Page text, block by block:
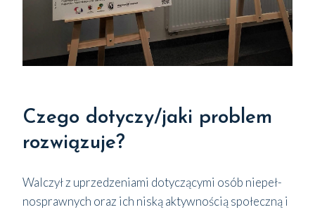
Czego dotyczy/jaki problem
rozwiązuje?
Wal­czył z uprze­dze­nia­mi doty­czą­cy­mi osób nie­peł­
no­spraw­nych oraz ich niską aktyw­no­ścią spo­łecz­ną i